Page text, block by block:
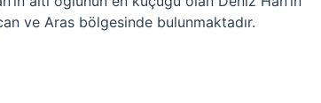
ve Aras bölgesinde bulunmaktadır.